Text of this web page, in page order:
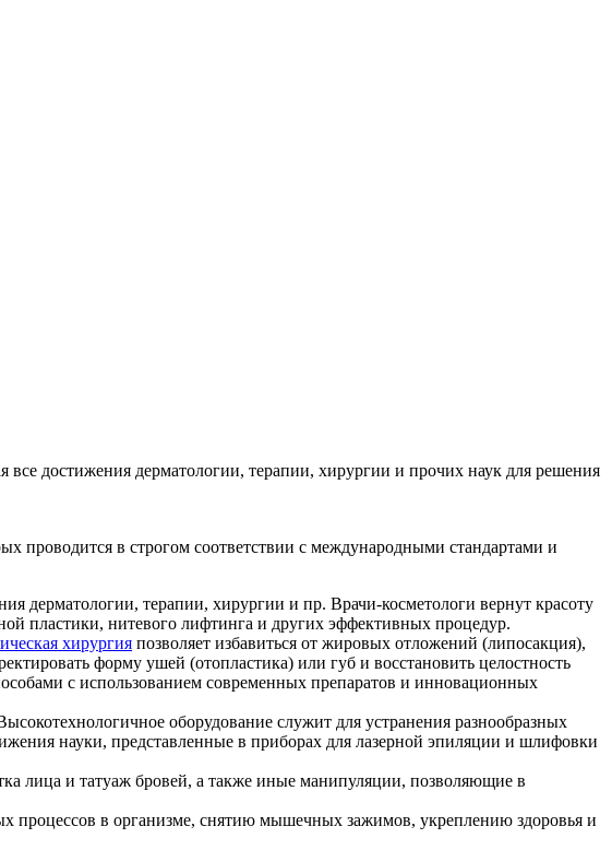
достижения дерматологии, терапии, хирургии и прочих наук для решения
проводится в строгом соответствии с международными стандартами и
дерматологии, терапии, хирургии и пр. Врачи-косметологи вернут красоту
пластики, нитевого лифтинга и других эффективных процедур.
хирургия позволяет избавиться от жировых отложений (липосакция),
форму ушей (отопластика) или губ и восстановить целостность
с использованием современных препаратов и инновационных
оборудование служит для устранения разнообразных
науки, представленные в приборах для лазерной эпиляции и шлифовки
лица и татуаж бровей, а также иные манипуляции, позволяющие в
процессов в организме, снятию мышечных зажимов, укреплению здоровья и